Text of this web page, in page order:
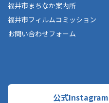
福井市まちなか案内所
福井市フィルムコミッション
お問い合わせフォーム
公式